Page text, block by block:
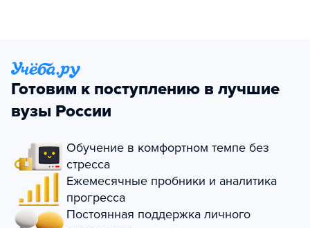
Готовим к поступлению в лучшие
вузы России
Обучение в комфортном темпе без
стресса
Ежемесячные пробники и аналитика
прогресса
Постоянная поддержка личного